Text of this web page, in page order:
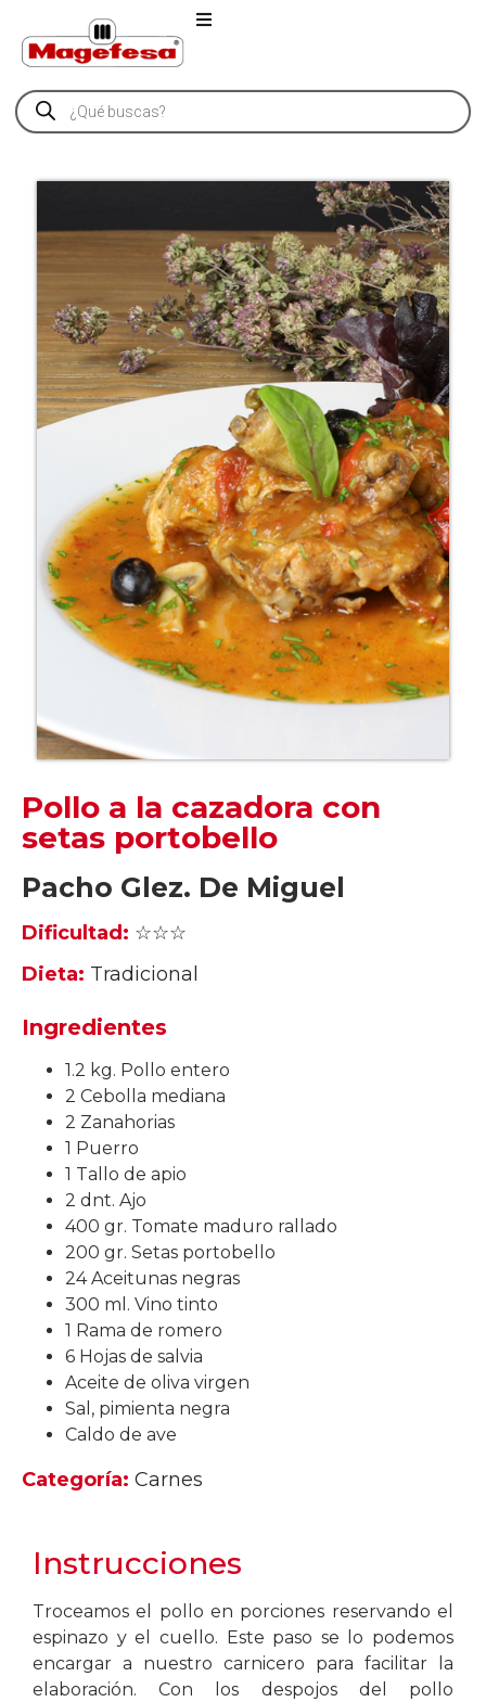
Pollo a la cazadora con
setas portobello
Pacho Glez. De Miguel
Dificultad: ☆☆☆
Dieta: Tradicional
Ingredientes
1.2 kg. Pollo entero
2 Cebolla mediana
2 Zanahorias
1 Puerro
1 Tallo de apio
2 dnt. Ajo
400 gr. Tomate maduro rallado
200 gr. Setas portobello
24 Aceitunas negras
300 ml. Vino tinto
1 Rama de romero
6 Hojas de salvia
Aceite de oliva virgen
Sal, pimienta negra
Caldo de ave
Categoría: Carnes
Instrucciones
Troceamos el pollo en porciones reservando el
espinazo y el cuello. Este paso se lo podemos
encargar a nuestro carnicero para facilitar la
elaboración. Con los despojos del pollo